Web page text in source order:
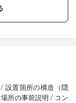
設置箇所の構造（隠
所の事前説明 / コン